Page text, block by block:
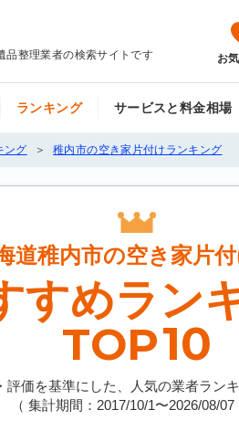
品整理業者の検索サイトです
お
ランキング サービスと料金相場
ング 稚内市の空き家片付けランキング
道稚内市の空き家片
すめラン
TOP10
評価を基準にした、人気の業者ランキ
（ 集計期間：2017/10/1〜2026/08/07